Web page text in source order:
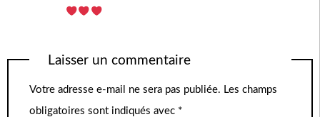
Laisser un commentaire
Votre adresse e-mail ne sera pas publiée. Les champs
obligatoires sont indiqués avec *